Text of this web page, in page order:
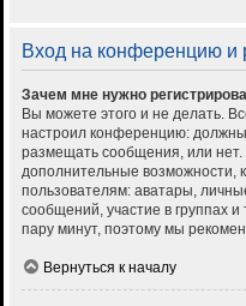
Вход на конференцию и
Зачем мне нужно
Вы можете этого и не делать.
настроил конференцию:
размещать сообщения, или
дополнительные
пользователям: аватары,
сообщений, участие в группах и
пару минут, поэтому мы
Вернуться к началу